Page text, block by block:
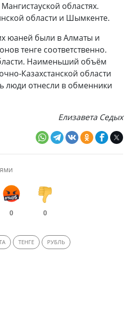
областях.
области и Шымкенте.
юаней были в Алматы и
тенге соответственно.
Наименьший объём
Казахстанской области
люди отнесли в обменники
Елизавета Седых
0 0
ТЕНГЕ РУБЛЬ